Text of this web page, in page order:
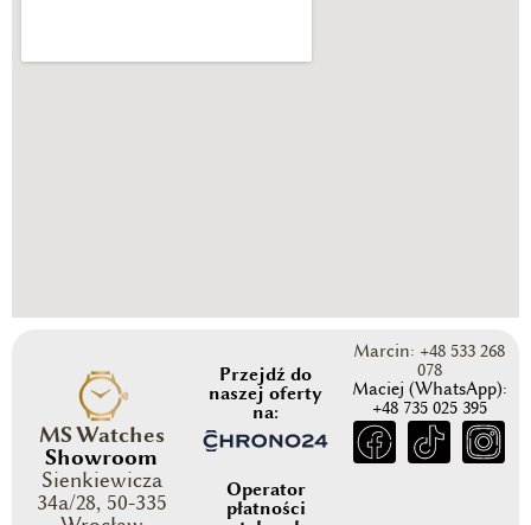
MS Watches
Showroom
Sienkiewicza
34a/28, 50-335
Przejdź do
naszej oferty
na:
Operator
płatności
Marcin: +48 533 268
078
Maciej (WhatsApp):
+48 735 025 395